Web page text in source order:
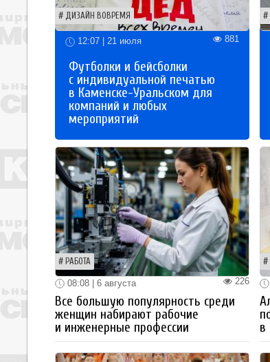
ДИЗАЙН ВОВРЕМЯ
12:07 | 21 июля 881
Футболки и бейсболки
с индивидуальной печатью
в Каменске-Уральском для
компаний и любых
мероприятий
РАБОТА
226
08:08 | 6 августа
Все большую популярность среди
женщин набирают рабочие
и инженерные профессии
в